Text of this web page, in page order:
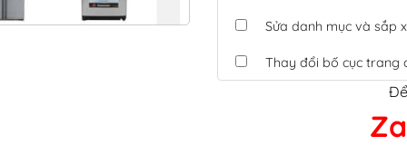
Sửa danh mục và sắp
Thay đổi bố cục trang
Tích hợp thanh toán
Xác minh Website,